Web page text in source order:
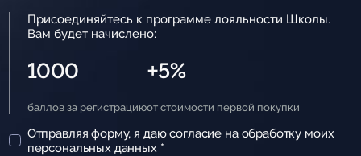
Отправляя форму, я даюсогласие на обработку моих
персональных данных *
Присоединяйтесь к программе лояльности Школы.
Вам будет начислено:
1000
баллов за регистрацию
+5%
от стоимости первой покупки